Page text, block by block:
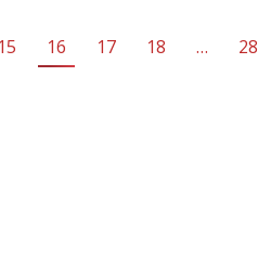
15 16 17 18 … 28